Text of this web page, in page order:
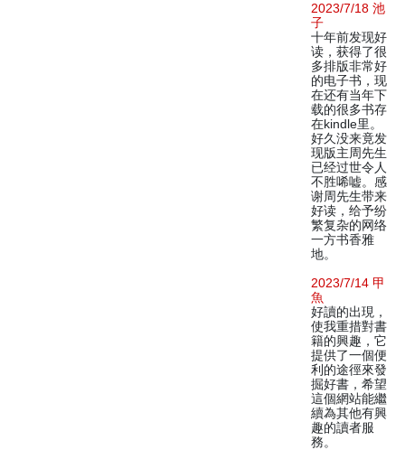
2023/7/18 池
子
十年前发现好
读，获得了很
多排版非常好
的电子书，现
在还有当年下
载的很多书存
在kindle里。
好久没来竟发
现版主周先生
已经过世令人
不胜唏嘘。感
谢周先生带来
好读，给予纷
繁复杂的网络
一方书香雅
地。
2023/7/14 甲
魚
好讀的出現，
使我重措對書
籍的興趣，它
提供了一個便
利的途徑來發
掘好書，希望
這個網站能繼
續為其他有興
趣的讀者服
務。